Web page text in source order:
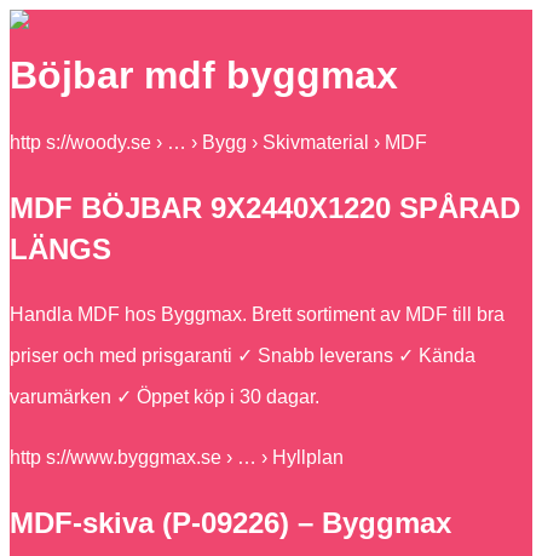
Böjbar mdf byggmax
http s://woody.se › … › Bygg › Skivmaterial › MDF
MDF BÖJBAR 9X2440X1220 SPÅRAD
LÄNGS
Handla MDF hos Byggmax. Brett sortiment av MDF till bra
priser och med prisgaranti ✓ Snabb leverans ✓ Kända
varumärken ✓ Öppet köp i 30 dagar.
http s://www.byggmax.se › … › Hyllplan
MDF-skiva (P-09226) – Byggmax